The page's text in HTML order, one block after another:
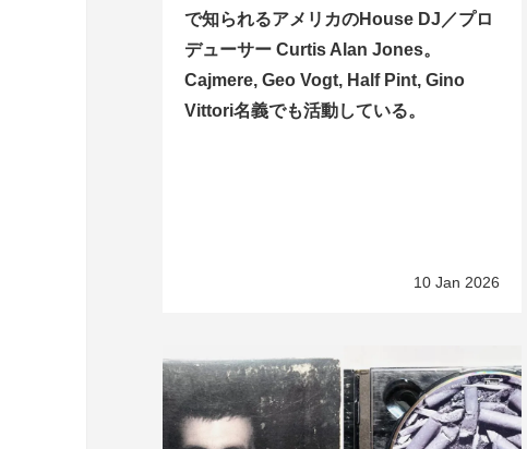
で知られるアメリカのHouse DJ／プロ
デューサー Curtis Alan Jones。
Cajmere, Geo Vogt, Half Pint, Gino
Vittori名義でも活動している。
10 Jan 2026